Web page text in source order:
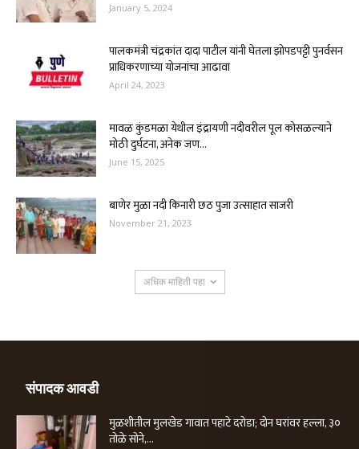
January 5, 2024
पालकमंत्री चंद्रकांत दादा पाटील यांनी घेतला झोपडपट्टी पुनर्वसन
प्राधिकरणाच्या योजनांचा आढावा
April 24, 2023
मावळ कुंडमळा येथील इंद्रायणी नदीवरील पूल कोसळल्याने
मोठी दुर्घटना, अनेक जण...
June 15, 2025
बाणेर मुळा नदी किनारी छठ पुजा उत्साहात साजरी
November 21, 2023
अधिक माहिती पहा
संपादक आवडी
मुळशीतील मुलखेड गावात पहाटे दरोडा; दोन घरांवर हल्ला, ३०
तोळे सोने,...